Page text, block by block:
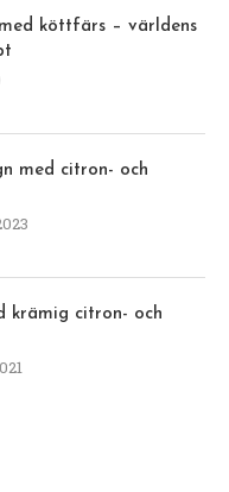
köttfärs – världens
med citron- och
krämig citron- och